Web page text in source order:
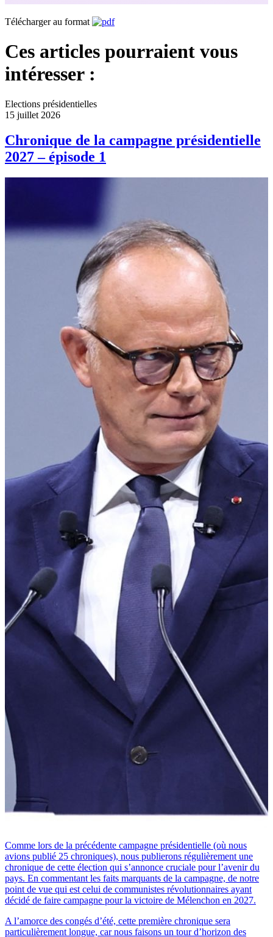
Télécharger au format
Ces articles pourraient vous
intéresser :
Elections présidentielles
15 juillet 2026
Chronique de la campagne présidentielle
2027 – épisode 1
Comme lors de la précédente campagne présidentielle (où nous
avions publié 25 chroniques), nous publierons régulièrement une
chronique de cette élection qui s’annonce cruciale pour l’avenir du
pays. En commentant les faits marquants de la campagne, de notre
point de vue qui est celui de communistes révolutionnaires ayant
décidé de faire campagne pour la victoire de Mélenchon en 2027.
A l’amorce des congés d’été, cette première chronique sera
particulièrement longue, car nous faisons un tour d’horizon des